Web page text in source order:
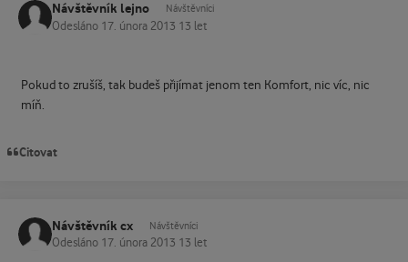
Návštěvník lejno Návštěvníci
Odesláno 17. února 2013 13 let
Pokud to zrušíš, tak budeš přijímat jenom ten Komfort, nic víc, nic
míň.
Citovat
Návštěvník cx Návštěvníci
Odesláno 17. února 2013 13 let